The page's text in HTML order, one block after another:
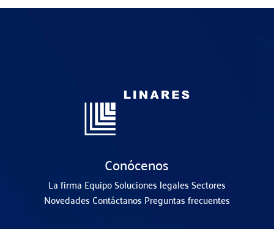
Conócenos
La firma EquipoSoluciones legalesSectores
Novedades Contáctanos Preguntas frecuentes